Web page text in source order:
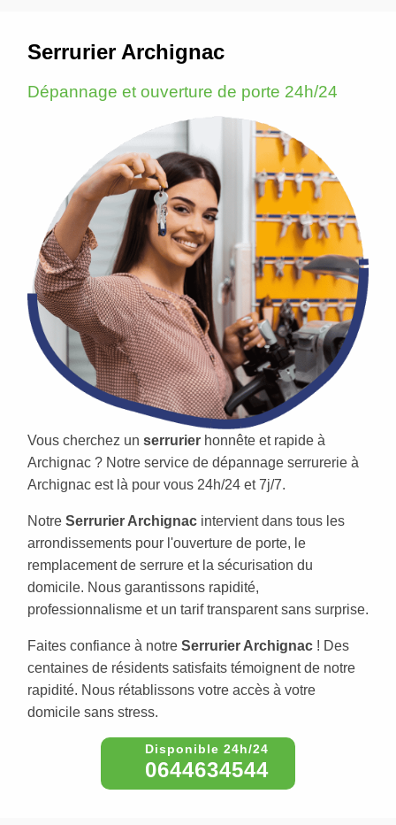
Serrurier Archignac
Dépannage et ouverture de porte 24h/24
Vous cherchez un serrurier honnête et rapide à
Archignac ? Notre service de dépannage serrurerie à
Archignac est là pour vous 24h/24 et 7j/7.
Notre Serrurier Archignac intervient dans tous les
arrondissements pour l'ouverture de porte, le
remplacement de serrure et la sécurisation du
domicile. Nous garantissons rapidité,
professionnalisme et un tarif transparent sans surprise.
Faites confiance à notre Serrurier Archignac ! Des
centaines de résidents satisfaits témoignent de notre
rapidité. Nous rétablissons votre accès à votre
domicile sans stress.
0644634544